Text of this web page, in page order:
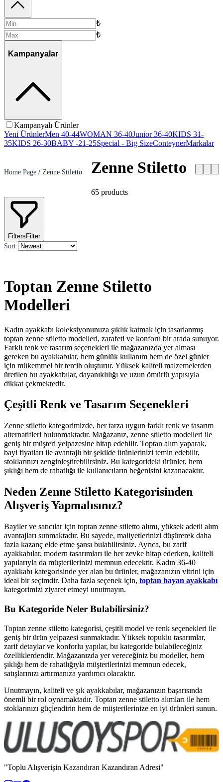
₺
₺
Kampanyalar
Kampanyalı Ürünler
Yeni ÜrünlerMen 40-44WOMAN 36-40Junior 36-40KIDS 31-
35KIDS 26-30BABY -21-25Special - Big SizeConteynerMarkalar
Home Page / Zenne Stiletto Zenne Stiletto
65 products
FiltersFilter
Sort:
Toptan Zenne Stiletto
Modelleri
Kadın ayakkabı koleksiyonunuza şıklık katmak için tasarlanmış
toptan zenne stiletto modelleri, zarafeti ve konforu bir arada sunuyor.
Farklı renk ve tasarım seçenekleri ile mağazanızda yer alması
gereken bu ayakkabılar, hem günlük kullanım hem de özel günler
için mükemmel bir tercih oluşturur. Yüksek kaliteli malzemelerden
üretilen bu ayakkabılar, dayanıklılığı ve uzun ömürlü yapısıyla
dikkat çekmektedir.
Çeşitli Renk ve Tasarım Seçenekleri
Zenne stiletto kategorimizde, her tarza uygun farklı renk ve tasarım
alternatifleri bulunmaktadır. Mağazanız, zenne stiletto modelleri ile
geniş bir müşteri yelpazesine hitap edebilir. Toptan alım yaparak,
bayi fiyatları ile avantajlı bir şekilde ürünlerinizi temin edebilir,
stoklarınızı zenginleştirebilirsiniz. Bu kategorideki ürünler, hem
şıklığı hem de rahatlığı ile kullanıcıların beğenisini kazanacaktır.
Neden Zenne Stiletto Kategorisinden
Alışveriş Yapmalısınız?
Bayiler ve satıcılar için toptan zenne stiletto alımı, yüksek adetli alım
avantajları sunmaktadır. Bu sayede, maliyetlerinizi düşürerek daha
fazla kazanç elde etme şansı bulabilirsiniz. Ayrıca, bu zarif
ayakkabılar, modern tasarımları ile her zevke hitap ederken, kaliteli
yapılarıyla da müşterilerinizi memnun edecektir. Kadın 36-40
ayakkabı kategorisinde yer alan bu ürünler, mağazanızın vitrini için
ideal bir seçimdir. Daha fazla seçenek için, toptan bayan ayakkabı
kategorimizi ziyaret etmeyi unutmayın.
Bu Kategoride Neler Bulabilirsiniz?
Toptan zenne stiletto kategorisi, çeşitli model ve renk seçenekleri ile
geniş bir ürün yelpazesi sunmaktadır. Yüksek topuklu tasarımlar,
zarif detaylar ve konforlu yapılar, bu kategoride bulabileceğiniz
özelliklerdendir. Mağazanızda yer vereceğiniz bu modeller, hem
şıklığı hem de rahatlığıyla müşterilerinizi memnun edecek,
satışlarınızı artırmanıza yardımcı olacaktır.
Unutmayın, kaliteli ve şık ayakkabılar, mağazanızın başarısında
önemli bir rol oynamaktadır. Toptan zenne stiletto alımları ile hem
stoklarınızı güçlendirin hem de müşterilerinize en iyi ürünleri sunun.
"Toplu Alışverişin Kazandıran Kazandıran Adresi"